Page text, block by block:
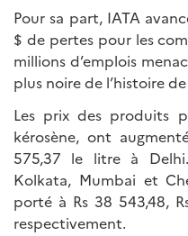
Pour sa part, IATA
$ de pertes pour les
millions d’emplois
plus noire de l’histoire
Les prix des produits
kérosène, ont
575,37 le litre à
Kolkata, Mumbai et
porté à Rs 38 543,48,
respectivement.